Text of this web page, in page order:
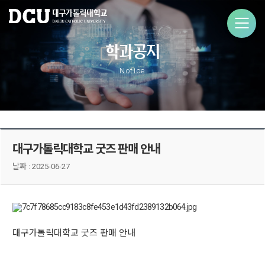
학과공지
Notice
대구가톨릭대학교 굿즈 판매 안내
날짜 : 2025-06-27
대구가톨릭대학교 굿즈 판매 안내